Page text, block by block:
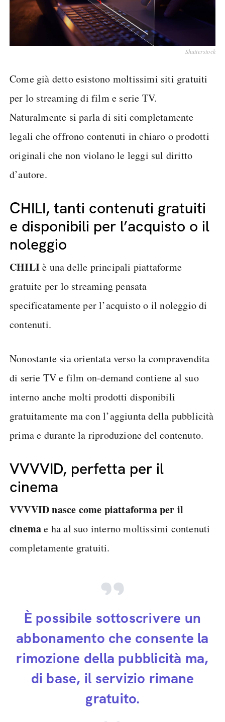
Shutterstock
Come già detto esistono moltissimi siti gratuiti
per lo streaming di film e serie TV.
Naturalmente si parla di siti completamente
legali che offrono contenuti in chiaro o prodotti
originali che non violano le leggi sul diritto
d’autore.
CHILI, tanti contenuti gratuiti
e disponibili per l’acquisto o il
noleggio
CHILIè una delle principali piattaforme
gratuite per lo streaming pensata
specificatamente per l’acquisto o il noleggio di
contenuti.
Nonostante sia orientata verso la compravendita
di serie TV e film on-demand contiene al suo
interno anche molti prodotti disponibili
gratuitamente ma con l’aggiunta della pubblicità
prima e durante la riproduzione del contenuto.
VVVVID, perfetta per il
cinema
VVVVID nasce come piattaforma per il
cinemae ha al suo interno moltissimi contenuti
completamente gratuiti.
È possibile sottoscrivere un
abbonamento che consente la
rimozione della pubblicità ma,
di base, il servizio rimane
gratuito.